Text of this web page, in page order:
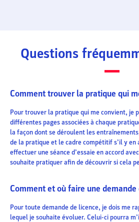
Questions
Comment trouver la pratique qui
Pour trouver la pratique qui me convient, je
différentes pages associées à chaque
la façon dont se déroulent les
de la pratique et le cadre compétitif s’il y en
effectuer une séance d’essaie en accord
souhaite pratiquer afin de découvrir si cela
Comment et où faire une demande
Pour toute demande de licence, je dois me
lequel je souhaite évoluer. Celui-ci pourra